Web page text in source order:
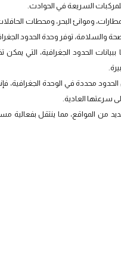
السريعة في الحوادث.
وموانئ البحر، ومحطات
والسلامة، توفر وحدة الحدود
الحدود الجغرافية، التي
محددة في الوحدة الجغرافية،
سرعتها العادية.
من المواقع، مما ينتقل بفعالية